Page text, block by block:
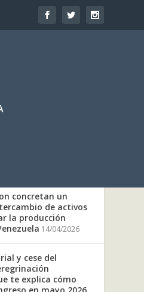
concretan un
de activos
la producción
14/04/2026
y cese del
te explica cómo